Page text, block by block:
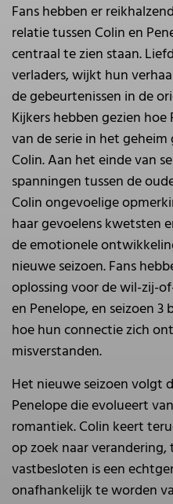
Fans hebben er
relatie tussen Colin en
centraal te zien staan.
verladers, wijkt hun
de gebeurtenissen in de
Kijkers hebben gezien
van de serie in het
Colin. Aan het einde van
spanningen tussen de
Colin ongevoelige
haar gevoelens kwetsten
de emotionele
nieuwe seizoen. Fans
oplossing voor de wil-zij-
en Penelope, en seizoen
hoe hun connectie zich
misverstanden.
Het nieuwe seizoen volgt
Penelope die evolueert
romantiek. Colin keert
op zoek naar
vastbesloten is een
onafhankelijk te worden